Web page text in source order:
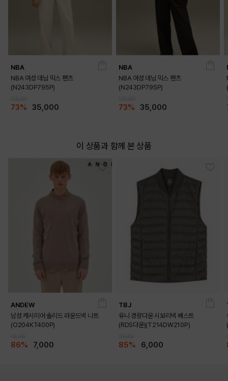
NBA
NBA 여성 데님 믹스 팬츠
(N243DP795P)
73% 35,000
NBA
NBA 여성 데님 믹스 팬츠
(N243DP795P)
73% 35,000
이 상품과 함께 본 상품
ANDEW
남성 캐시미어 솔리드 라운드넥 니트
(O204KT400P)
86% 7,000
TBJ
유니 경량다운 시보리넥 베스트
(RDS다운)(T214DW210P)
85% 6,000